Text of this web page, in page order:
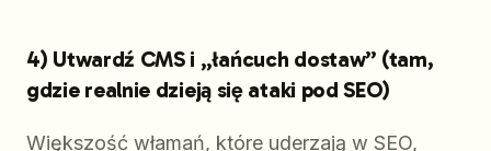
4) Utwardź CMS i „łańcuch dostaw” (tam,
gdzie realnie dzieją się ataki pod SEO)
Większość włamań, które uderzają w SEO,